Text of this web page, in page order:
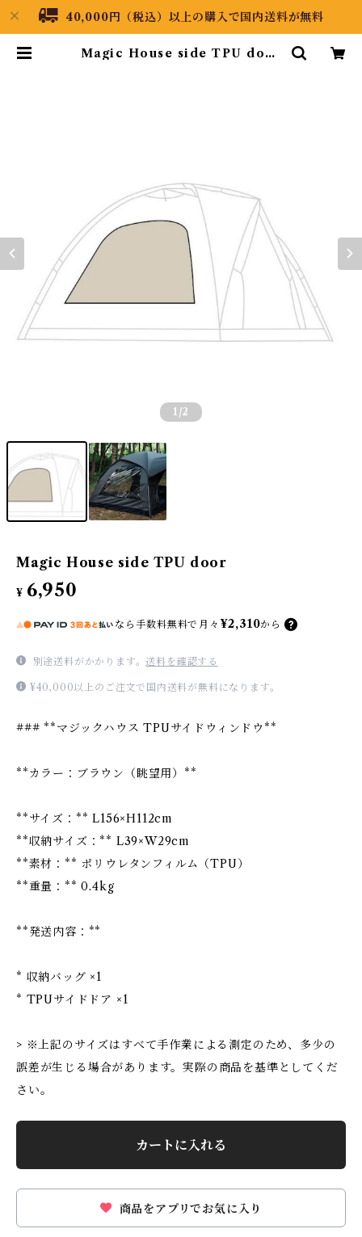
40,000円（税込）以上の購入で国内送料が無料
Magic House side TPU door
1 /2
Magic House side TPU door
¥ 6,950
なら 手数料無料で 月々 ¥2,310から
別途送料がかかります。送料を確認する
¥40,000以上のご注文で国内送料が無料になります。
### **マジックハウス TPUサイドウィンドウ**
**カラー：ブラウン（眺望用）**
**サイズ：** L156×H112cm
**収納サイズ：** L39×W29cm
**素材：** ポリウレタンフィルム（TPU）
**重量：** 0.4kg
**発送内容：**
* 収納バッグ ×1
* TPUサイドドア ×1
> ※上記のサイズはすべて手作業による測定のため、多少の
誤差が生じる場合があります。実際の商品を基準としてくだ
さい。
カートに入れる
商品をアプリでお気に入り